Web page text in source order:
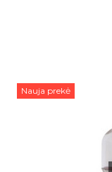
Nauja prekė